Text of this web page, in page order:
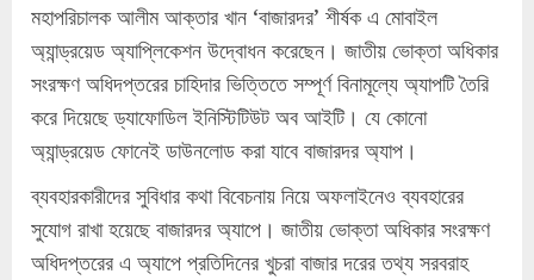
মহাপরিচালক আলীম আক্তার খান ‘বাজারদর’ শীর্ষক এ মোবাইল
অ্যান্ড্রয়েড অ্যাপ্লিকেশন উদ্বোধন করেছেন। জাতীয় ভোক্তা অধিকার
সংরক্ষণ অধিদপ্তরের চাহিদার ভিত্তিতে সম্পূর্ণ বিনামূল্যে অ্যাপটি তৈরি
করে দিয়েছে ড্যাফোডিল ইনিস্টিটিউট অব আইটি। যে কোনো
অ্যান্ড্রয়েড ফোনেই ডাউনলোড করা যাবে বাজারদর অ্যাপ।
ব্যবহারকারীদের সুবিধার কথা বিবেচনায় নিয়ে অফলাইনেও ব্যবহারের
সুযোগ রাখা হয়েছে বাজারদর অ্যাপে। জাতীয় ভোক্তা অধিকার সংরক্ষণ
অধিদপ্তরের এ অ্যাপে প্রতিদিনের খুচরা বাজার দরের তথ্য সরবরাহ